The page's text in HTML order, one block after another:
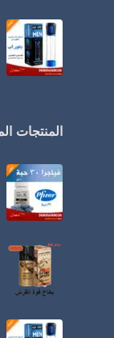
المنتجات